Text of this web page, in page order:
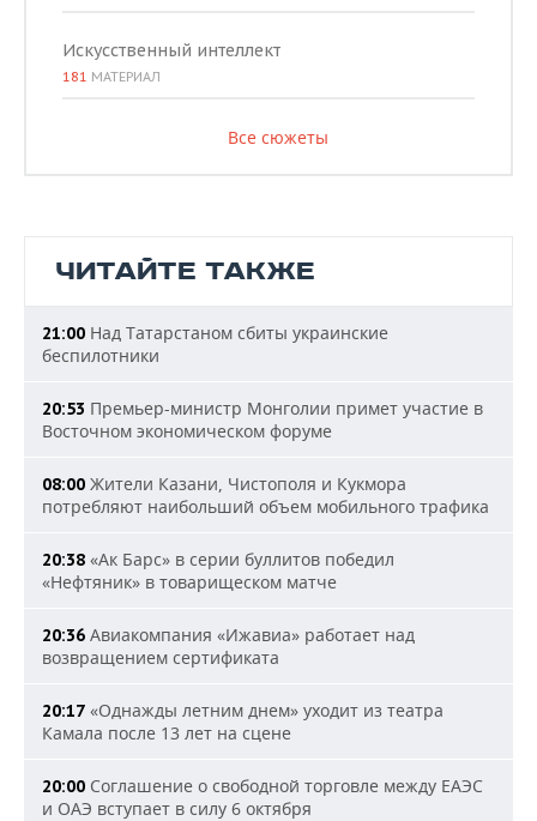
Искусственный интеллект
181 МАТЕРИАЛ
Все сюжеты
ЧИТАЙТЕ ТАКЖЕ
21:00 Над Татарстаном сбиты украинские
беспилотники
20:53 Премьер-министр Монголии примет участие в
Восточном экономическом форуме
08:00 Жители Казани, Чистополя и Кукмора
потребляют наибольший объем мобильного трафика
20:38 «Ак Барс» в серии буллитов победил
«Нефтяник» в товарищеском матче
20:36 Авиакомпания «Ижавиа» работает над
возвращением сертификата
20:17 «Однажды летним днем» уходит из театра
Камала после 13 лет на сцене
20:00 Соглашение о свободной торговле между ЕАЭС
и ОАЭ вступает в силу 6 октября